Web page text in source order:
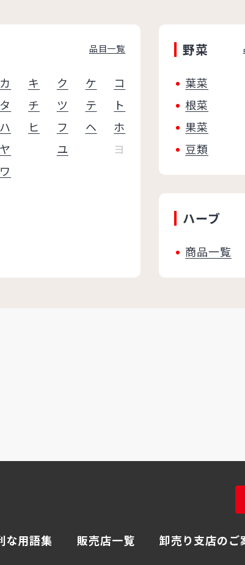
品目一覧
カ キ ク ケ
コ
タ チ ツ テ
ト
ハ ヒ フ ヘ
ホ
ヤ ユ
ヨ
ワ
野菜
葉菜
根菜
果菜
豆類
ハーブ
商品一覧
な用語集 販売店一覧 卸売り支店のご